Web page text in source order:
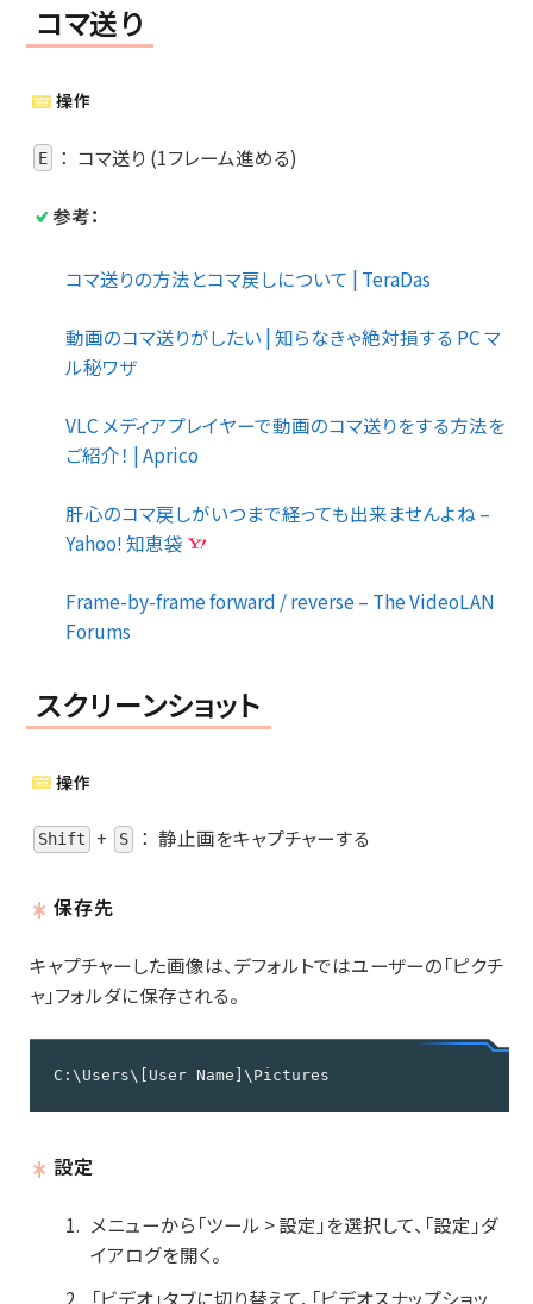
コマ送り
操作
E ： コマ送り (1フレーム進める)
参考：
コマ送りの方法とコマ戻しについて | TeraDas
動画のコマ送りがしたい | 知らなきゃ絶対損する PC マ
ル秘ワザ
VLC メディアプレイヤーで動画のコマ送りをする方法を
ご紹介！ | Aprico
肝心のコマ戻しがいつまで経っても出来ませんよね –
Yahoo! 知恵袋
Frame-by-frame forward / reverse – The VideoLAN
Forums
スクリーンショット
操作
Shift + S ： 静止画をキャプチャーする
保存先
キャプチャーした画像は、デフォルトではユーザーの「ピクチ
ャ」フォルダに保存される。
C:\Users\[User Name]\Pictures
設定
メニューから「ツール > 設定」を選択して、「設定」ダ
イアログを開く。
「ビデオ」タブに切り替えて、「ビデオスナップショッ